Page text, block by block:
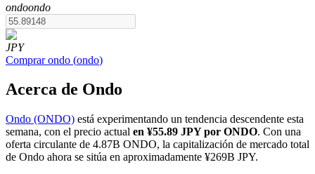
Futuros COIN-M
ondoondo
JPY
Comprar ondo (ondo)
Acerca de Ondo
Ondo (ONDO) está experimentando un tendencia descendente esta
semana, con el precio actual en ¥55.89 JPY por ONDO. Con una
oferta circulante de 4.87B ONDO, la capitalización de mercado total
de Ondo ahora se sitúa en aproximadamente ¥269B JPY.